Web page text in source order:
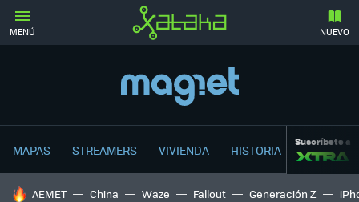
MENÚ NUEVO
MAPAS STREAMERS VIVIENDA HISTORIA Suscríbete a
HOY SE HABLA DE
AEMET China Waze Fallout Generación Z